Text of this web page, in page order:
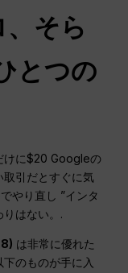
そら
とつの
けに$20 Googleの
引だとすぐに気
やり直し ”インタ
はない。.
は非常に優れた
のものが手に入